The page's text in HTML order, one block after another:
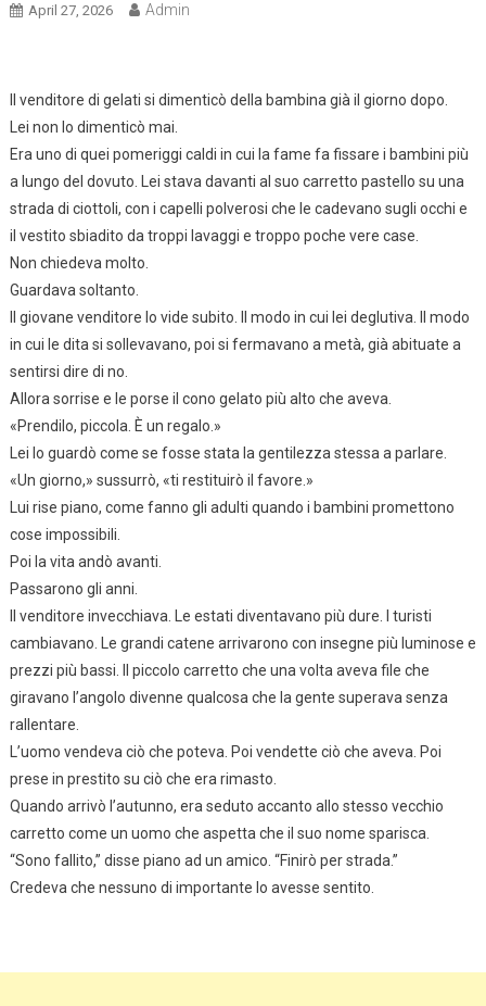
April 27, 2026 Admin
Il venditore di gelati si dimenticò della bambina già il giorno dopo.
Lei non lo dimenticò mai.
Era uno di quei pomeriggi caldi in cui la fame fa fissare i bambini più
a lungo del dovuto. Lei stava davanti al suo carretto pastello su una
strada di ciottoli, con i capelli polverosi che le cadevano sugli occhi e
il vestito sbiadito da troppi lavaggi e troppo poche vere case.
Non chiedeva molto.
Guardava soltanto.
Il giovane venditore lo vide subito. Il modo in cui lei deglutiva. Il modo
in cui le dita si sollevavano, poi si fermavano a metà, già abituate a
sentirsi dire di no.
Allora sorrise e le porse il cono gelato più alto che aveva.
«Prendilo, piccola. È un regalo.»
Lei lo guardò come se fosse stata la gentilezza stessa a parlare.
«Un giorno,» sussurrò, «ti restituirò il favore.»
Lui rise piano, come fanno gli adulti quando i bambini promettono
cose impossibili.
Poi la vita andò avanti.
Passarono gli anni.
Il venditore invecchiava. Le estati diventavano più dure. I turisti
cambiavano. Le grandi catene arrivarono con insegne più luminose e
prezzi più bassi. Il piccolo carretto che una volta aveva file che
giravano l’angolo divenne qualcosa che la gente superava senza
rallentare.
L’uomo vendeva ciò che poteva. Poi vendette ciò che aveva. Poi
prese in prestito su ciò che era rimasto.
Quando arrivò l’autunno, era seduto accanto allo stesso vecchio
carretto come un uomo che aspetta che il suo nome sparisca.
“Sono fallito,” disse piano ad un amico. “Finirò per strada.”
Credeva che nessuno di importante lo avesse sentito.